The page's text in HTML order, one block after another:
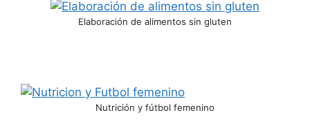
Elaboración de alimentos sin gluten
Nutrición y fútbol femenino